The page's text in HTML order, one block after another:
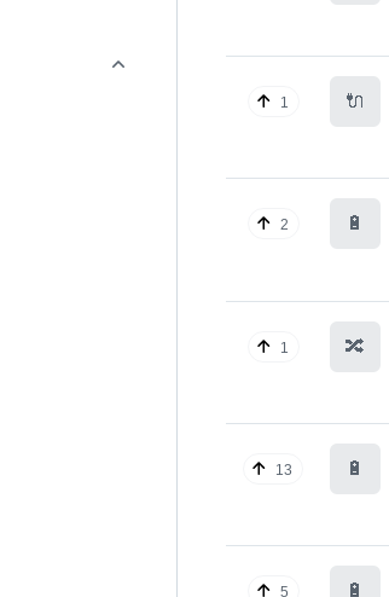
1 🔌
2 🔋
1 🔀
13 🔋
5 🔋